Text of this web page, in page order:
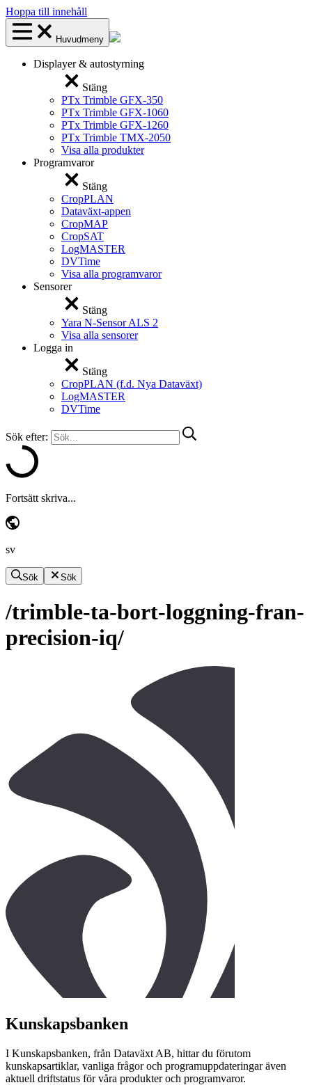
Hoppa till innehåll
Huvudmeny
Displayer & autostyrning
Stäng
PTx Trimble GFX-350
PTx Trimble GFX-1060
PTx Trimble GFX-1260
PTx Trimble TMX-2050
Visa alla produkter
Programvaror
Stäng
CropPLAN
Dataväxt-appen
CropMAP
CropSAT
LogMASTER
DVTime
Visa alla programvaror
Sensorer
Stäng
Yara N-Sensor ALS 2
Visa alla sensorer
Logga in
Stäng
CropPLAN (f.d. Nya Dataväxt)
LogMASTER
DVTime
Sök efter:
Fortsätt skriva...
sv
Sök Sök
/trimble-ta-bort-loggning-fran-
precision-iq/
Kunskapsbanken
I Kunskapsbanken, från Dataväxt AB, hittar du förutom
kunskapsartiklar, vanliga frågor och programuppdateringar även
aktuell driftstatus för våra produkter och programvaror.